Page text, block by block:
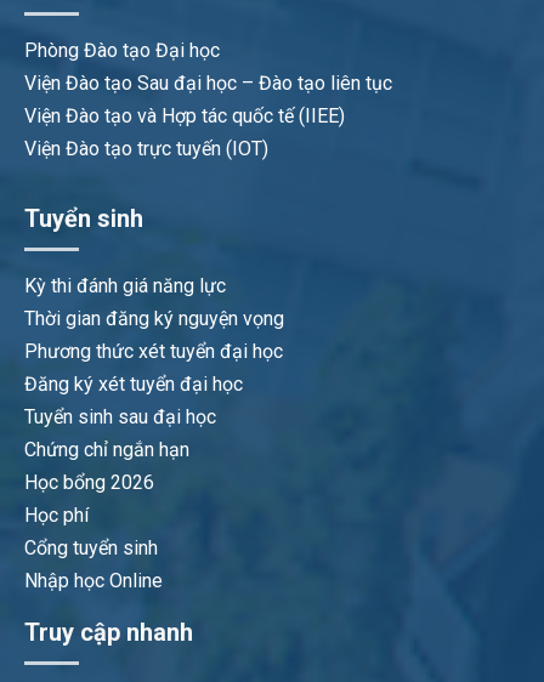
Phòng Đào tạo Đại học
Viện Đào tạo Sau đại học – Đào tạo liên tục
Viện Đào tạo và Hợp tác quốc tế (IIEE)
Viện Đào tạo trực tuyến (IOT)
Tuyển sinh
Kỳ thi đánh giá năng lực
Thời gian đăng ký nguyện vọng
Phương thức xét tuyển đại học
Đăng ký xét tuyển đại học
Tuyển sinh sau đại học
Chứng chỉ ngắn hạn
Học bổng 2026
Học phí
Cổng tuyển sinh
Nhập học Online
Truy cập nhanh